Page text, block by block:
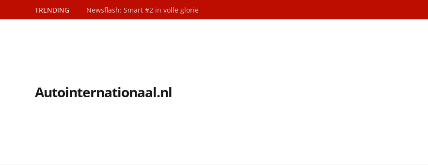
TRENDING Newsflash: Smart #2 in volle glorie
Autointernationaal.nl